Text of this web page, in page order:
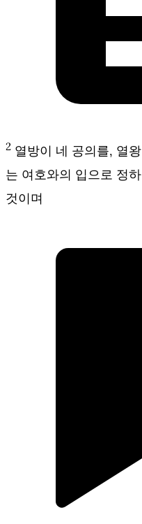
2 열방이 네 공의를, 열
는 여호와의 입으로 정
것이며